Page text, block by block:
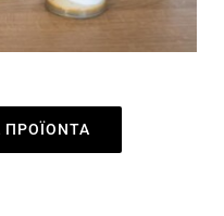
ΠΡΟΪΟΝΤΑ